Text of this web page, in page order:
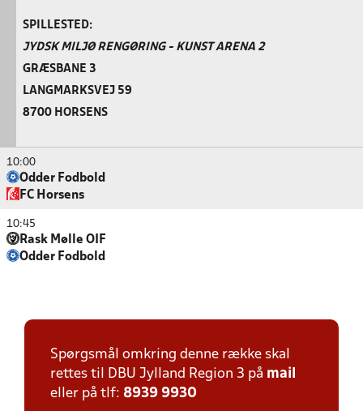
SPILLESTED:
JYDSK MILJØ RENGØRING - KUNST ARENA 2
GRÆSBANE 3
LANGMARKSVEJ 59
8700 HORSENS
10:00
Odder Fodbold
FC Horsens
10:45
Rask Mølle OIF
Odder Fodbold
Spørgsmål omkring denne række skal
rettes til DBU Jylland Region 3 på mail
eller på tlf: 8939 9930